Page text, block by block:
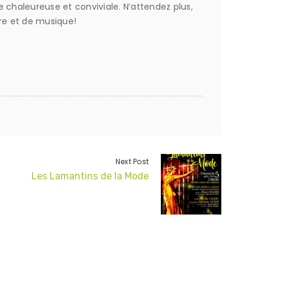
et conviviale. N’attendez plus,
et de musique!‍​​‌​‌​‌​​​​​‌​​‌‌​‌‌‌​‌​‌‌​​​​‌‌​‌​​‌​​​‌​‌‌‌‌‌‌​​‌​​‌‌​​‌‌‌‌​​​​​​​​​​​​​​​​​​​​​​​​​​​​​​​​​​​​​​​​​‌‌‌‌​‌​‌​‌​​​​​​​​​​‌​‌‌​‌‍
Next Post
Les Lamantins de la Mode